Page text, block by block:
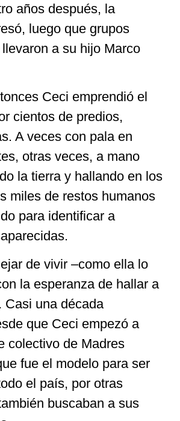
años después, la
luego que grupos
a su hijo Marco
Ceci emprendió el
cientos de predios,
A veces con pala en
otras veces, a mano
la tierra y hallando en los
miles de restos humanos
para identificar a
de vivir –como ella lo
la esperanza de hallar a
Casi una década
que Ceci empezó a
colectivo de Madres
fue el modelo para ser
el país, por otras
buscaban a sus